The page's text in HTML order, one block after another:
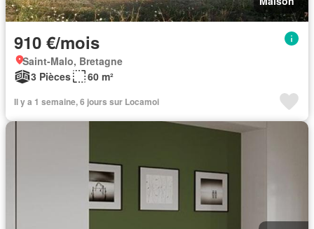
910 €/mois
Saint-Malo, Bretagne
3 Pièces
60 m²
Il y a 1 semaine, 6 jours sur Locamoi